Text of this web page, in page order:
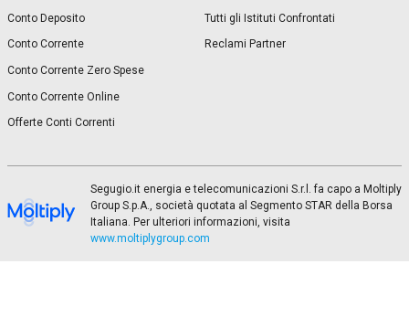
Conto Deposito
Conto Corrente
Conto Corrente Zero Spese
Conto Corrente Online
Offerte Conti Correnti
Tutti gli Istituti Confrontati
Reclami Partner
Segugio.it energia e telecomunicazioni S.r.l. fa capo a Moltiply
Group S.p.A., società quotata al Segmento STAR della Borsa
Italiana. Per ulteriori informazioni, visita
www.moltiplygroup.com